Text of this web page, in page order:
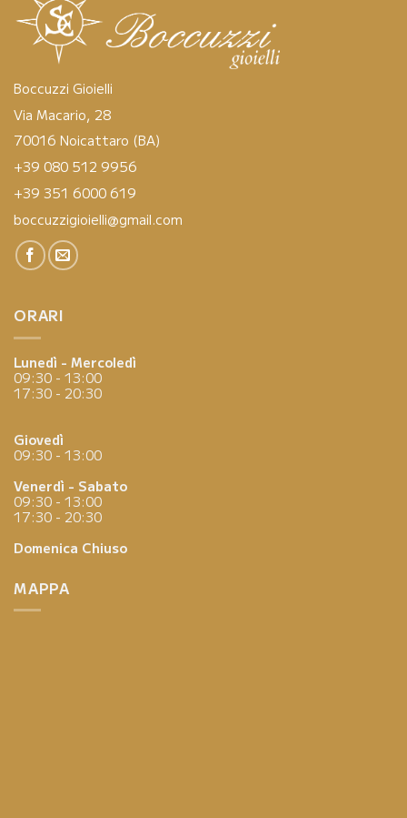
Boccuzzi Gioielli
Via Macario, 28
70016 Noicattaro (BA)
+39 080 512 9956
+39 351 6000 619
boccuzzigioielli@gmail.com
ORARI
Lunedì - Mercoledì
09:30 - 13:00
17:30 - 20:30
Giovedì
09:30 - 13:00
Venerdì - Sabato
09:30 - 13:00
17:30 - 20:30
Domenica Chiuso
MAPPA